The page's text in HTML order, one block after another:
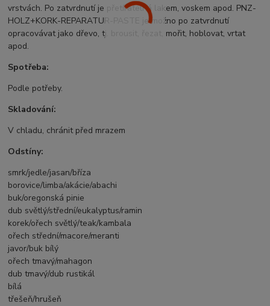
vrstvách. Po zatvrdnutí je přetíratelná lakem, voskem apod. PNZ-
HOLZ+KORK-REPARATUR-PASTE je možno po zatvrdnutí
opracovávat jako dřevo, tj. brousit, řezat, mořit, hoblovat, vrtat
apod.
Spotřeba:
Podle potřeby.
Skladování:
V chladu, chránit před mrazem
Odstíny:
smrk/jedle/jasan/bříza
borovice/limba/akácie/abachi
buk/oregonská pinie
dub světlý/střední/eukalyptus/ramin
korek/ořech světlý/teak/kambala
ořech střední/macore/meranti
javor/buk bílý
ořech tmavý/mahagon
dub tmavý/dub rustikál
bílá
třešeň/hrušeň